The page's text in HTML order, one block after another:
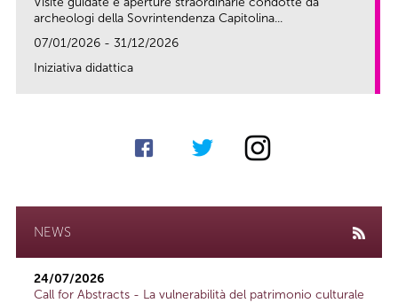
archeologi della Sovrintendenza Capitolina...
07/01/2026 - 31/12/2026
Iniziativa didattica
NEWS
24/07/2026
Call for Abstracts - La vulnerabilità del patrimonio culturale